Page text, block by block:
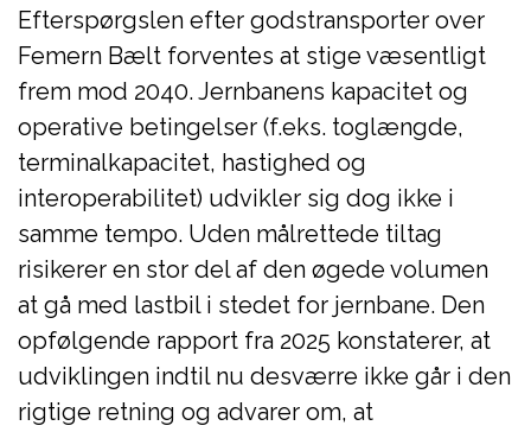
Efterspørgslen efter godstransporter over
Femern Bælt forventes at stige væsentligt
frem mod 2040. Jernbanens kapacitet og
operative betingelser (f.eks. toglængde,
terminalkapacitet, hastighed og
interoperabilitet) udvikler sig dog ikke i
samme tempo. Uden målrettede tiltag
risikerer en stor del af den øgede volumen
at gå med lastbil i stedet for jernbane. Den
opfølgende rapport fra 2025 konstaterer, at
udviklingen indtil nu desværre ikke går i den
rigtige retning og advarer om, at